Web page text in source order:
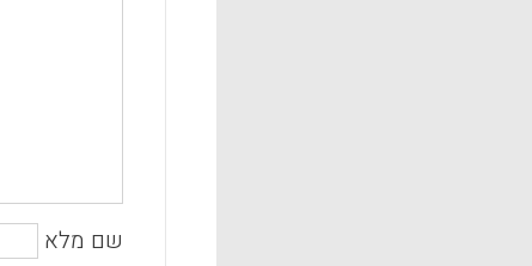
שם מלא